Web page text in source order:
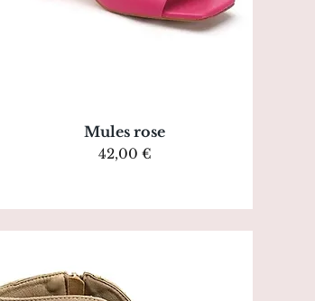
Aperçu rapide
Mules rose
Prix
42,00 €